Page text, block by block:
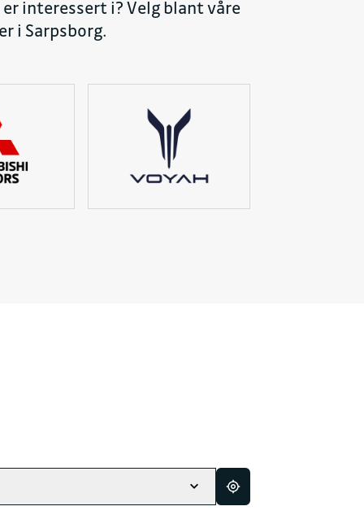
interessert i? Velg blant våre
i Sarpsborg.